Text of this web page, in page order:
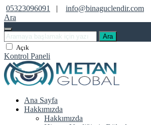
05323096091 |
info@binaguclendir.com
Ara
Ara
Açık
Kontrol Paneli
Ana Sayfa
Hakkımızda
Hakkımızda